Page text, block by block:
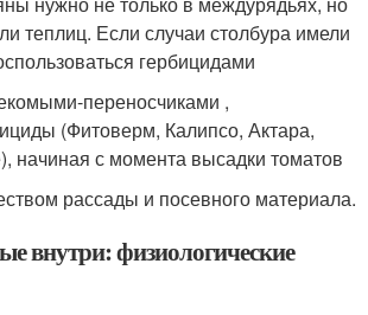
теплиц. Если случаи столбура имели
гербицидами
переносчиками ,
(Фитоверм, Калипсо, Актара,
начиная с момента высадки томатов
рассады и посевного материала.
внутри: физиологические